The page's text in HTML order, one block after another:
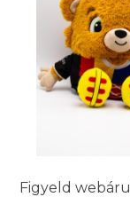
Figyeld